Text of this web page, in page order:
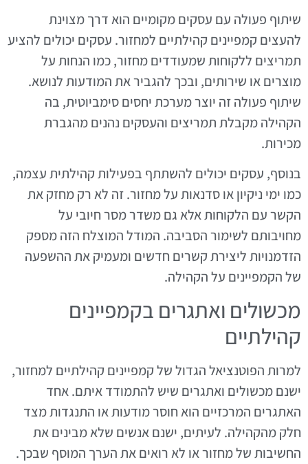
שיתוף פעולה עם עסקים מקומיים הוא דרך מצוינת
להעצים קמפיינים קהילתיים למחזור. עסקים יכולים להציע
תמריצים ללקוחות שמעודדים מחזור, כמו הנחות על
מוצרים או שירותים, ובכך להגביר את המודעות לנושא.
שיתוף פעולה זה יוצר מערכת יחסים סימביוטית, בה
הקהילה מקבלת תמריצים והעסקים נהנים מהגברת
מכירות.
בנוסף, עסקים יכולים להשתתף בפעילות קהילתית עצמה,
כמו ימי ניקיון או סדנאות על מחזור. זה לא רק מחזק את
הקשר עם הלקוחות אלא גם משדר מסר חיובי על
מחויבותם לשימור הסביבה. המודל המוצלח הזה מספק
הזדמנויות ליצירת קשרים חדשים ומעמיק את ההשפעה
של הקמפיינים על הקהילה.
מכשולים ואתגרים בקמפיינים
קהילתיים
למרות הפוטנציאל הגדול של קמפיינים קהילתיים למחזור,
ישנם מכשולים ואתגרים שיש להתמודד איתם. אחד
האתגרים המרכזיים הוא חוסר מודעות או התנגדות מצד
חלק מהקהילה. לעיתים, ישנם אנשים שלא מבינים את
החשיבות של מחזור או לא רואים את הערך המוסף שבכך.